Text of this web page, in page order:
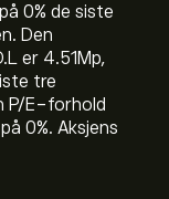
‎0‎% de siste
Den
er 4.51M‎p‎,
tre
P/E-forhold
0%. Aksjens